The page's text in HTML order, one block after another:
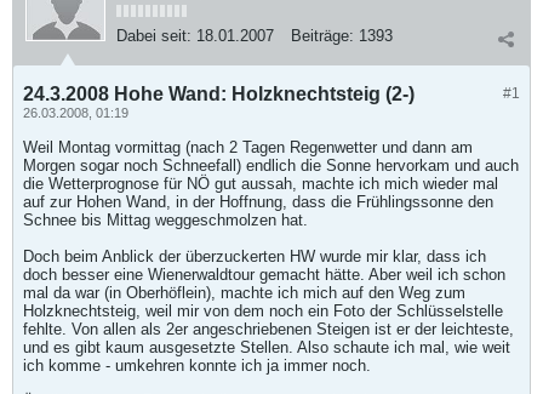
Dabei seit: 18.01.2007 Beiträge: 1393
#1
24.3.2008 Hohe Wand: Holzknechtsteig (2-)
26.03.2008, 01:19
Weil Montag vormittag (nach 2 Tagen Regenwetter und dann am
Morgen sogar noch Schneefall) endlich die Sonne hervorkam und auch
die Wetterprognose für NÖ gut aussah, machte ich mich wieder mal
auf zur Hohen Wand, in der Hoffnung, dass die Frühlingssonne den
Schnee bis Mittag weggeschmolzen hat.
Doch beim Anblick der überzuckerten HW wurde mir klar, dass ich
doch besser eine Wienerwaldtour gemacht hätte. Aber weil ich schon
mal da war (in Oberhöflein), machte ich mich auf den Weg zum
Holzknechtsteig, weil mir von dem noch ein Foto der Schlüsselstelle
fehlte. Von allen als 2er angeschriebenen Steigen ist er der leichteste,
und es gibt kaum ausgesetzte Stellen. Also schaute ich mal, wie weit
ich komme - umkehren konnte ich ja immer noch.